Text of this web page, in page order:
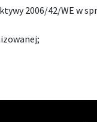
2006/42/WE w